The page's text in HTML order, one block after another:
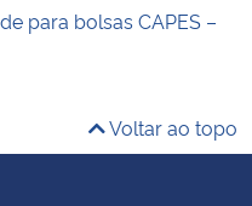
para bolsas CAPES –
Voltar ao topo